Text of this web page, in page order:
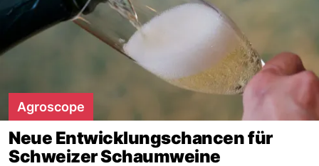
Agroscope
Neue Entwicklungschancen für
Schweizer Schaumweine